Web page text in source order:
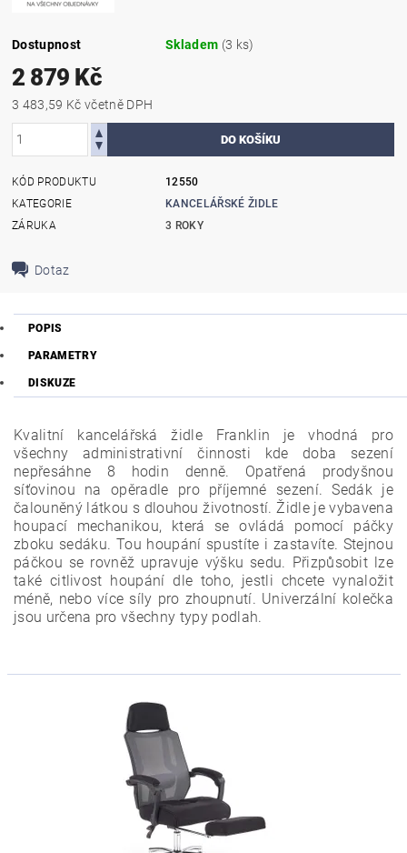
Dostupnost Skladem (3 ks)
2 879 Kč
3 483,59 Kč včetně DPH
KÓD PRODUKTU
12550
KATEGORIE
KANCELÁŘSKÉ ŽIDLE
ZÁRUKA
3 ROKY
Dotaz
POPIS
PARAMETRY
DISKUZE
Kvalitní kancelářská židle Franklin je vhodná pro
všechny administrativní činnosti kde doba sezení
nepřesáhne 8 hodin denně. Opatřená prodyšnou
síťovinou na opěradle pro příjemné sezení. Sedák je
čalouněný látkou s dlouhou životností. Židle je vybavena
houpací mechanikou, která se ovládá pomocí páčky
zboku sedáku. Tou houpání spustíte i zastavíte. Stejnou
páčkou se rovněž upravuje výšku sedu. Přizpůsobit lze
také citlivost houpání dle toho, jestli chcete vynaložit
méně, nebo více síly pro zhoupnutí. Univerzální kolečka
jsou určena pro všechny typy podlah.